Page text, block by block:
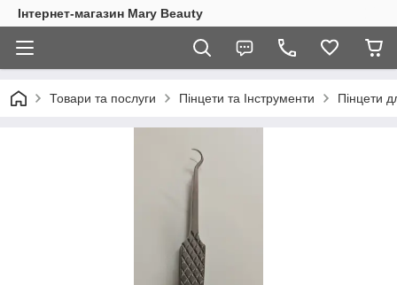
Інтернет-магазин Mary Beauty
Товари та послуги Пінцети та Інструменти Пінцети